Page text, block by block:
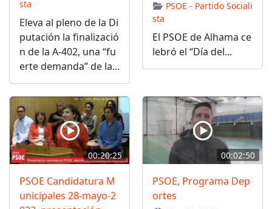
sta
Eleva al pleno de la Di
putación la finalizació
n de la A-402, una “fu
erte demanda” de la...
PSOE - Partido Sociali
sta
El PSOE de Alhama ce
lebró el “Día del...
00:20:25
PSOE Candidatura M
unicipales 28-mayo-2
00:02:50
PSOE, Programa Dep
ortes